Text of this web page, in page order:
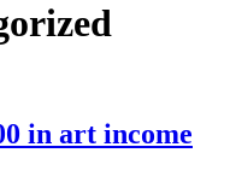
in art income